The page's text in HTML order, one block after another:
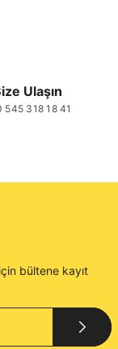
Ulaşın
545 318 18 41
bültene kayıt